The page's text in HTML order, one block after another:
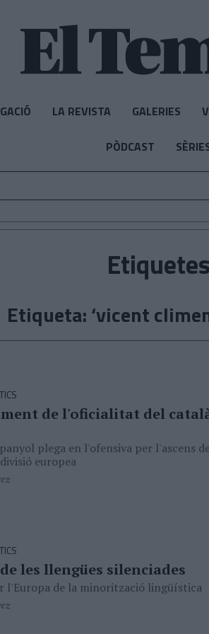
LA REVISTA GALERIES
PÒDCAST
Etiquetes
Etiqueta: ‘vicent
de l'oficialitat del
plega en l'ofensiva per l'ascens
europea
les llengües silenciades
l'Europa de la minorització lingüística